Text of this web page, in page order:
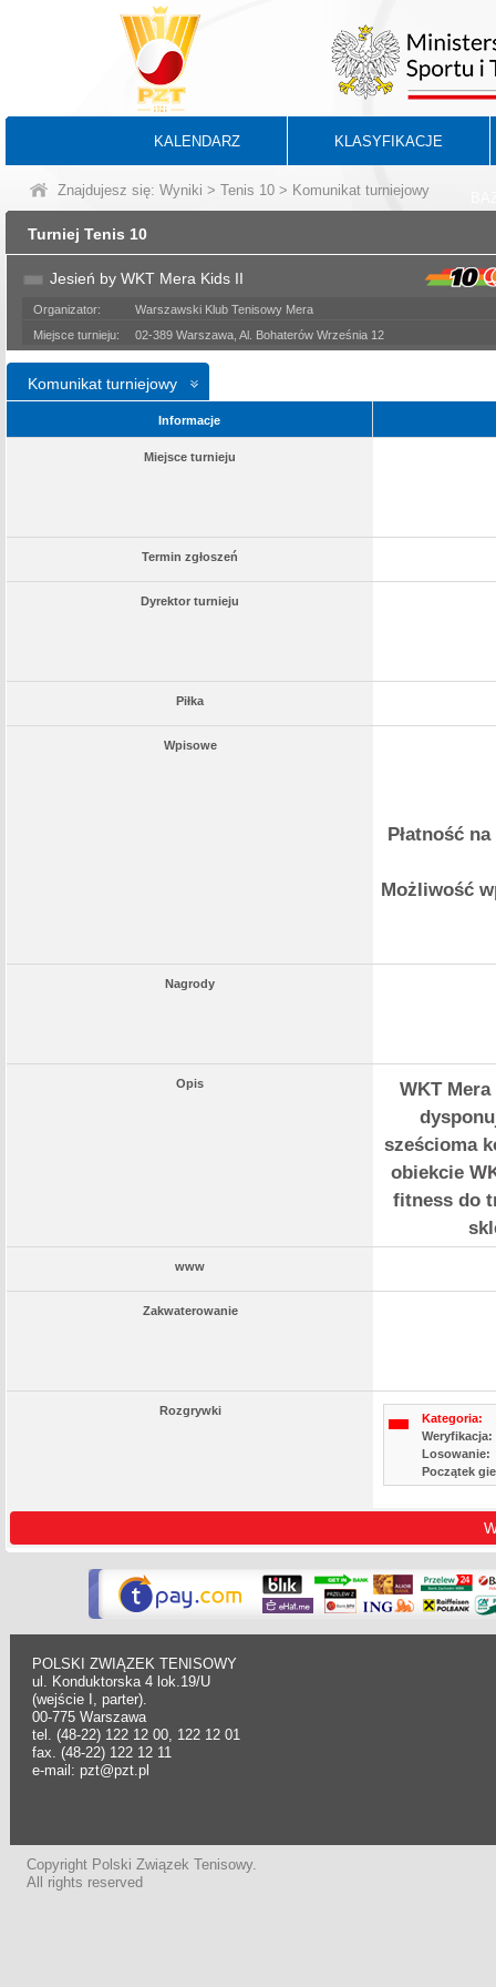
KALENDARZ KLASYFIKACJE
Znajdujesz się: Wyniki > Tenis 10 > Komunikat turniejowy
Turniej Tenis 10
Jesień by WKT Mera Kids II
Organizator:
Warszawski Klub Tenisowy Mera
Miejsce turnieju:
02-389 Warszawa, Al. Bohaterów Września 12
Komunikat turniejowy
Informacje
Miejsce turnieju
Termin zgłoszeń
Dyrektor turnieju
Piłka
Wpisowe
Płatność
Możliwość
Nagrody
Opis
WKT
sześcioma
obiekcie
fitness do
www
Zakwaterowanie
Rozgrywki
Kategoria:
Weryfikacja:
Losowanie:
Początek
POLSKI ZWIĄZEK TENISOWY
ul. Konduktorska 4 lok.19/U
(wejście I, parter).
00-775 Warszawa
tel. (48-22) 122 12 00, 122 12 01
fax. (48-22) 122 12 11
e-mail: pzt@pzt.pl
Copyright Polski Związek Tenisowy.
All rights reserved